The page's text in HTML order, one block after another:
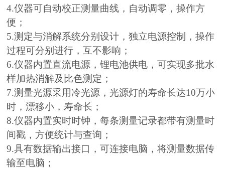
4.仪器可自动校正测量曲线，自动调零，操作方
便；
5.测定与消解系统分别设计，独立电源控制，操作
过程可分别进行，互不影响；
6.仪器内置直流电源，锂电池供电，可实现多批水
样加热消解及比色测定；
7.测量光源采用冷光源，光源灯的寿命长达10万小
时，漂移小，寿命长；
8.仪器内置实时时钟，每条测量记录都带有测量时
间戳，方便统计与查询；
9.具有数据输出接口，可连接电脑，将测量数据传
输至电脑；